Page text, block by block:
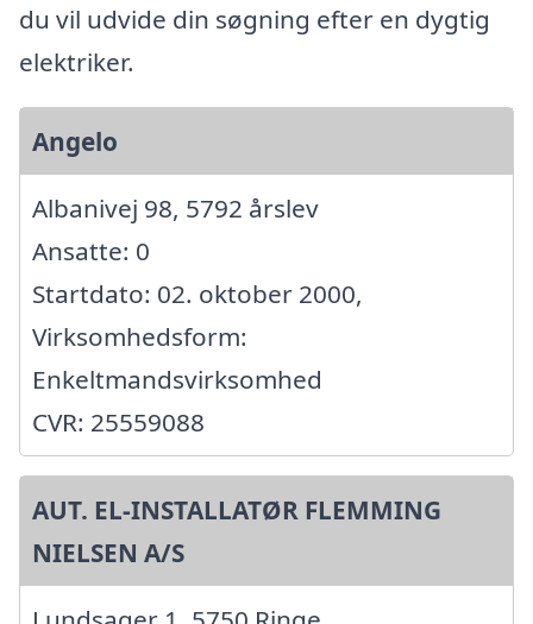
du vil udvide din søgning efter en dygtig
elektriker.
Angelo
Albanivej 98, 5792 årslev
Ansatte: 0
Startdato: 02. oktober 2000,
Virksomhedsform:
Enkeltmandsvirksomhed
CVR: 25559088
AUT. EL-INSTALLATØR FLEMMING
NIELSEN A/S